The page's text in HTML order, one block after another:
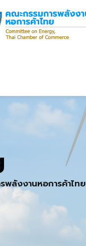
พลังงานหอการค้าไทย